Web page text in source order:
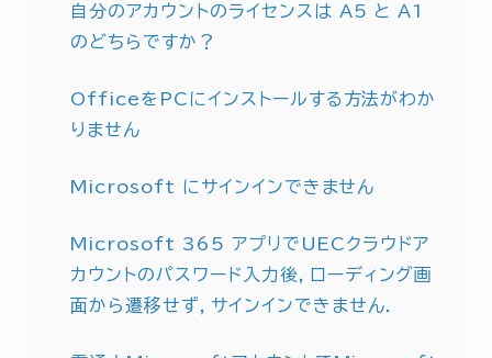
自分のアカウントのライセンスは A5 と A1
のどちらですか？
OfficeをPCにインストールする方法がわか
りません
Microsoft にサインインできません
Microsoft 365 アプリでUECクラウドア
カウントのパスワード入力後，ローディング画
面から遷移せず，サインインできません．